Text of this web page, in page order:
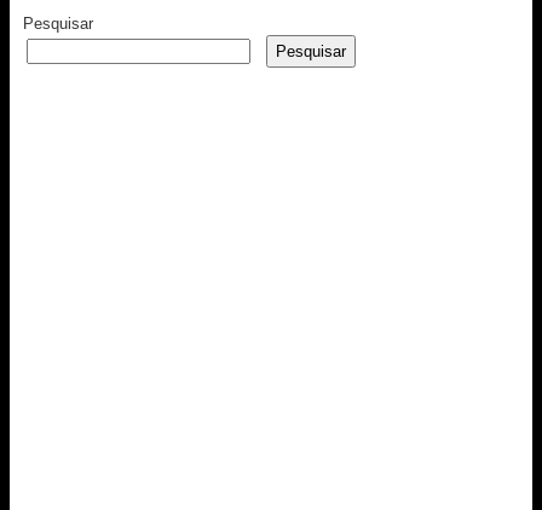
Pesquisar
Pesquisar